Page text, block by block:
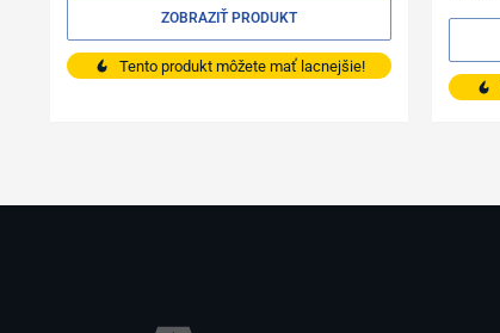
Tento produkt môžete mať lacnejšie!
ZOBRAZIŤ PRODUKT